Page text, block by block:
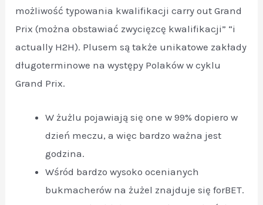
możliwość typowania kwalifikacji carry out Grand
Prix (można obstawiać zwycięzcę kwalifikacji” “i
actually H2H). Plusem są także unikatowe zakłady
długoterminowe na występy Polaków w cyklu
Grand Prix.
W żużlu pojawiają się one w 99% dopiero w
dzień meczu, a więc bardzo ważna jest
godzina.
Wśród bardzo wysoko ocenianych
bukmacherów na żużel znajduje się forBET.